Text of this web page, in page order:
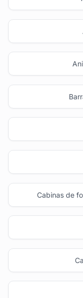
Cabinas de